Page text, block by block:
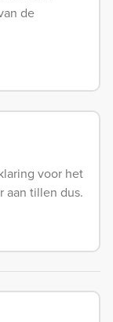
de
voor het
aan tillen dus.